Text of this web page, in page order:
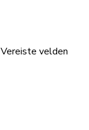
Vereiste velden